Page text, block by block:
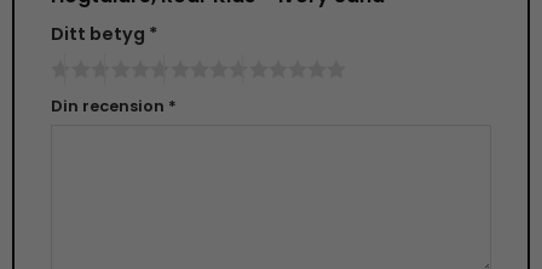
Ditt betyg *
Din recension *